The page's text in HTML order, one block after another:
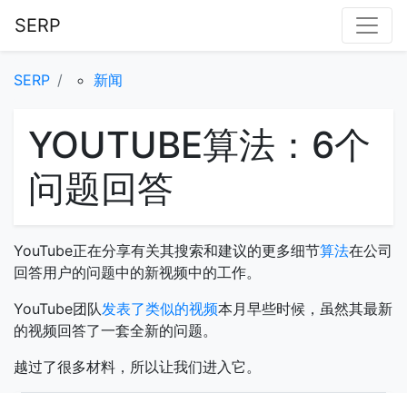
SERP
SERP 新闻
YOUTUBE算法：6个
问题回答
YouTube正在分享有关其搜索和建议的更多细节算法在公司
回答用户的问题中的新视频中的工作。
YouTube团队发表了类似的视频本月早些时候，虽然其最新
的视频回答了一套全新的问题。
越过了很多材料，所以让我们进入它。